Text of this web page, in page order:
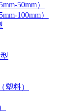
50mm）
100mm）
塑料）